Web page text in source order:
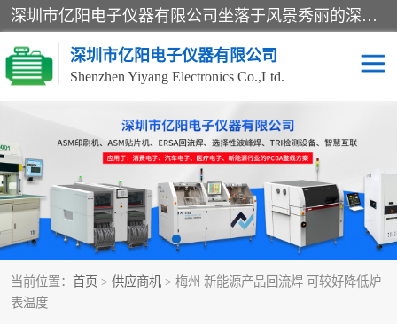
深圳市亿阳电子仪器有限公司坐落于风景秀丽的深圳市光明区，集SMT设备销售务为一体，努力为客户提供电子装配解决方案。与行业**SMT设备厂商：ASM（印刷机，锡膏检查机，贴片机），德国ERSA（爱莎）建立了稳固的代理合作关系，销售的设备一直保持**电子装配行业未来发展方向，能够满足客户各种繁杂产品的生产应用。
深圳市亿阳电子仪器有限公司
Shenzhen Yiyang Electronics Co.,Ltd.
当前位置： 首页 > 供应商机 > 梅州 新能源产品回流焊 可较好降低炉
表温度
SX全自动高速贴片机 E系列中速贴片机
NeoHorizon全自动锡膏印
刷机
选择性波峰焊
VERSAFLOW-335
回流焊HOTFLOW 3/20e 波峰焊
BGA返修台HR600/2 自动光学检测TR7700QE